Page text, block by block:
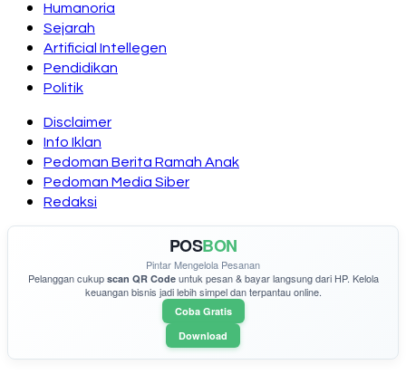
Humanoria
Sejarah
Artificial Intellegen
Pendidikan
Politik
Disclaimer
Info Iklan
Pedoman Berita Ramah Anak
Pedoman Media Siber
Redaksi
POSBON
Pintar Mengelola Pesanan
Pelanggan cukup scan QR Codeuntuk pesan & bayar langsung dari HP. Kelola
keuangan bisnis jadi lebih simpel dan terpantau online.
Coba Gratis
Download